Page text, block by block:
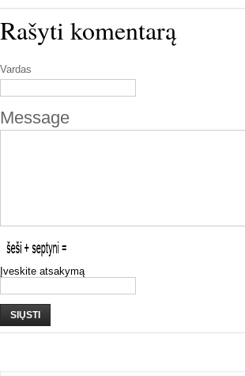
Rašyti komentarą
Vardas
Message
Įveskite atsakymą
SIŲSTI